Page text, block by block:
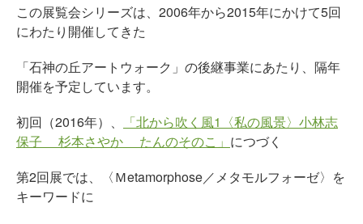
この展覧会シリーズは、2006年から2015年にかけて5回
にわたり開催してきた
「石神の丘アートウォーク」の後継事業にあたり、隔年
開催を予定しています。
初回（2016年）、
「北から吹く風1〈私の風景〉小林志
保子 杉本さやか たんのそのこ」 につづく
第2回展では、〈Ｍetamorphose／メタモルフォーゼ〉を
キーワードに